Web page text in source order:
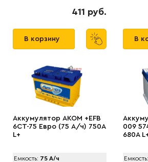
411 руб.
В корзину В
Аккумулятор AKOM +EFB
6CT-75 Евро (75 А/ч) 750А
L+
Емкость: 75 А/ч
009
680A
Емкость: